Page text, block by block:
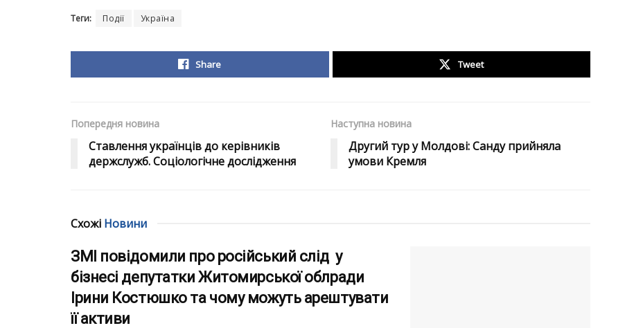
Теги: Події Україна
Share Tweet
Попередня новина
Ставлення українців до керівників
держслужб. Соціологічне дослідження
Наступна новина
Другий тур у Молдові: Санду прийняла
умови Кремля
Схожі Новини
ЗМІ повідомили про російський слід у
бізнесі депутатки Житомирської облради
Ірини Костюшко та чому можуть арештувати
її активи